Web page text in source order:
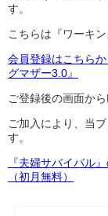
す。
こちらは『ワーキ
会員登録はこちら
グマザー3.0』
ご登録後の画面か
ご加入により、当
す。
『夫婦サバイバル
（初月無料）